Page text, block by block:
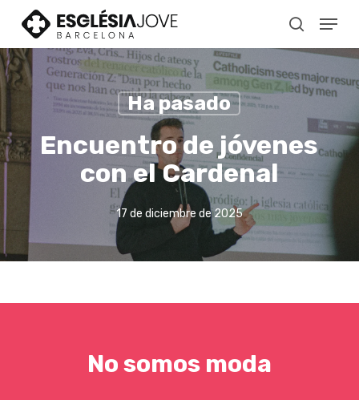
content
search
Menu
Ha pasado
Encuentro de jóvenes
con el Cardenal
17 de diciembre de 2025
Nosomos moda